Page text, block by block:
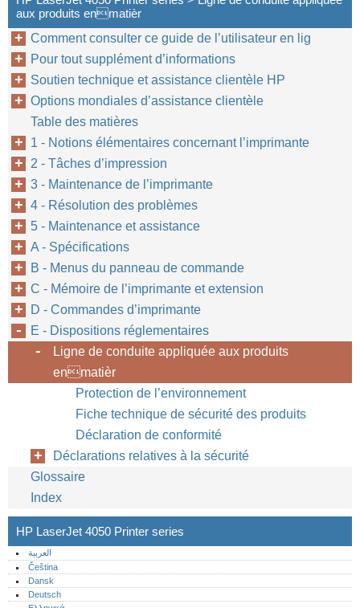
aux produits enmatièr
Comment consulter ce guide de l’utilisateur en lig
Pour tout supplément d’informations
Soutien technique et assistance clientèle HP
Options mondiales d’assistance clientèle
Table des matières
1 - Notions élémentaires concernant l’imprimante
2 - Tâches d’impression
3 - Maintenance de l’imprimante
4 - Résolution des problèmes
5 - Maintenance et assistance
A - Spécifications
B - Menus du panneau de commande
C - Mémoire de l’imprimante et extension
D - Commandes d’imprimante
E - Dispositions réglementaires
Ligne de conduite appliquée aux produits
enmatièr
Protection de l’environnement
Fiche technique de sécurité des produits
Déclaration de conformité
Déclarations relatives à la sécurité
Glossaire
Index
HP LaserJet 4050 Printer series
العربية
Čeština
Dansk
Deutsch